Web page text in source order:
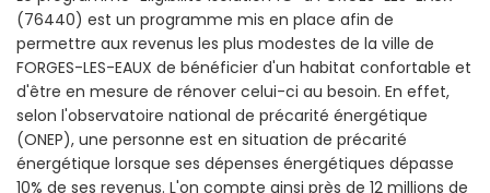
(76440) est un programme mis en place afin de
permettre aux revenus les plus modestes de la ville de
FORGES-LES-EAUX de bénéficier d'un habitat confortable et
d'être en mesure de rénover celui-ci au besoin. En effet,
selon l'observatoire national de précarité énergétique
(ONEP), une personne est en situation de précarité
énergétique lorsque ses dépenses énergétiques dépasse
10% de ses revenus. L'on compte ainsi près de 12 millions de